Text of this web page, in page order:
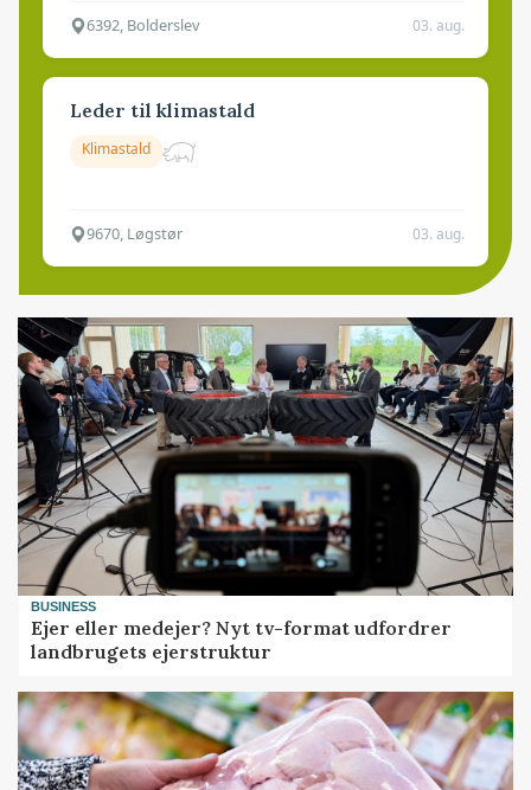
6392, Bolderslev 03. aug.
Leder til klimastald
Klimastald
9670, Løgstør 03. aug.
BUSINESS
Ejer eller medejer? Nyt tv-format udfordrer
landbrugets ejerstruktur